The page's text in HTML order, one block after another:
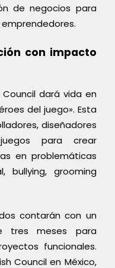
de negocios para
con impacto
dará vida en
del juego». Esta
diseñadores
para crear
en problemáticas
bullying, grooming
contarán con un
tres meses para
funcionales.
Council en México,